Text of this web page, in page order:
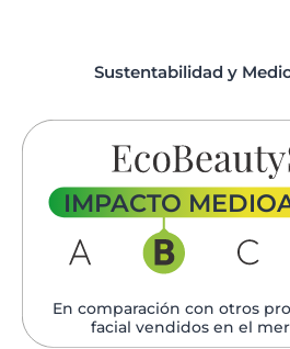
Sustentabilidad y
IMPACTO
En comparación con otros
facial vendidos en el